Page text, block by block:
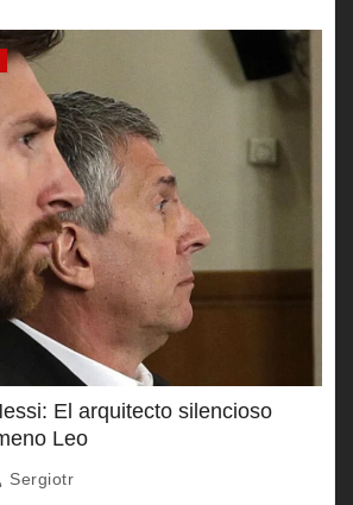
El arquitecto silencioso
Leo
Sergiotr